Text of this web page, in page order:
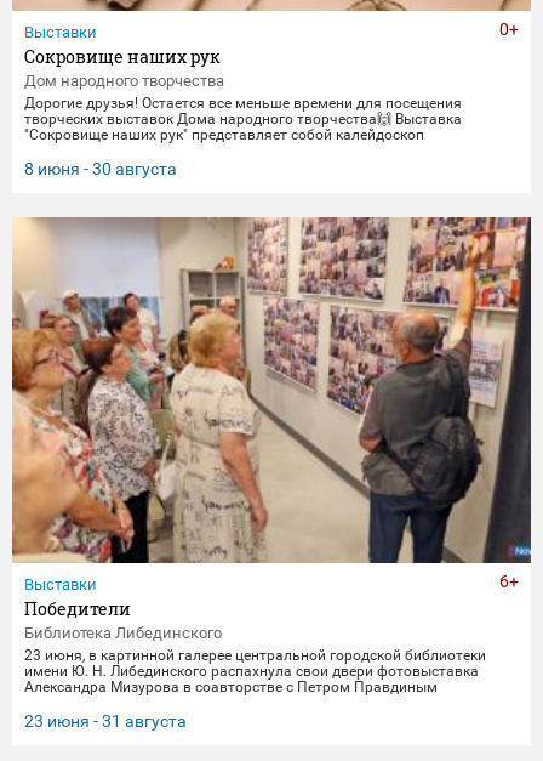
Выставки
Сокровище наших рук
Дом народного творчества
Дорогие друзья! Остается все меньше времени для посещения
творческих выставок Дома народного творчества🙌 Выставка
"Сокровище наших рук" представляет собой калейдоскоп
выполнены мастерами и профессионалами своего дела -
сотрудниками Дома народного творчества. Посетить выставку
8 июня - 30 августа
0+
Выставки
Победители
Библиотека Либединского
23 июня, в картинной галерее центральной городской библиотеки
имени Ю. Н. Либединского распахнула свои двери фотовыставка
Александра Мизурова в соавторстве с Петром Правдиным
"Дирижабль" в праздничные майские дни). 250 фотографий - и за
каждым кадром 40 лет неустанной работы мастера, 40 лет трепетного
23 июня - 31 августа
6+